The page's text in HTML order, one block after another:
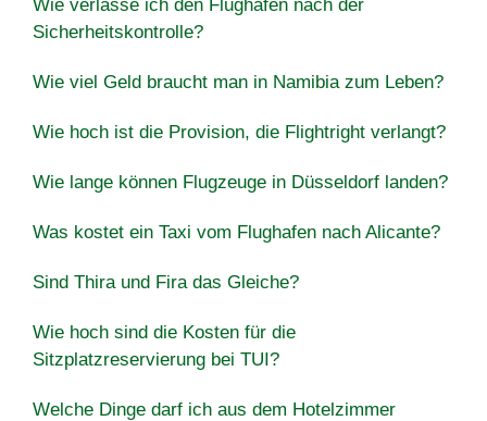
Wie verlasse ich den Flughafen nach der
Sicherheitskontrolle?
Wie viel Geld braucht man in Namibia zum Leben?
Wie hoch ist die Provision, die Flightright verlangt?
Wie lange können Flugzeuge in Düsseldorf landen?
Was kostet ein Taxi vom Flughafen nach Alicante?
Sind Thira und Fira das Gleiche?
Wie hoch sind die Kosten für die
Sitzplatzreservierung bei TUI?
Welche Dinge darf ich aus dem Hotelzimmer